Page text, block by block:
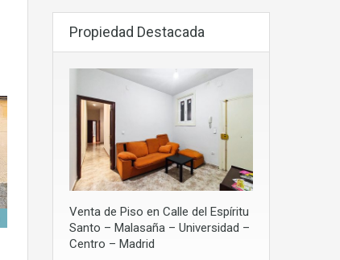
Propiedad Destacada
Venta de Piso en Calle del Espíritu
Santo – Malasaña – Universidad –
Centro – Madrid